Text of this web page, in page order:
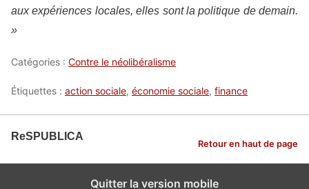
aux expériences locales, elles sont la politique de demain.
»
Catégories : Contre le néolibéralisme
Étiquettes : action sociale, économie sociale, finance
ReSPUBLICA
Retour en haut de page
Quitter la version mobile